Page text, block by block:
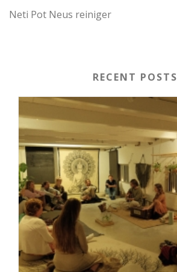
Neti Pot Neus reiniger
RECENT POSTS